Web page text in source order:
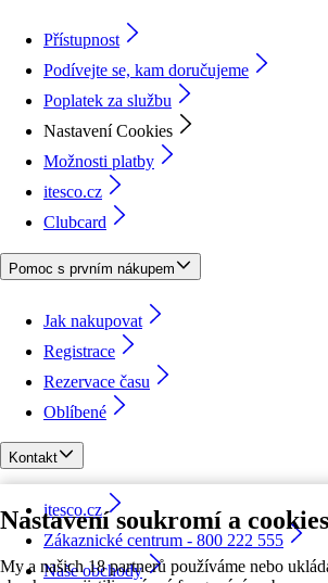
Nastavení soukromí a cookies
My a našich 18 partnerů používáme nebo
Přístupnost
Podívejte se, kam doručujeme
Poplatek za službu
Nastavení Cookies
Možnosti platby
itesco.cz
Clubcard
Pomoc s prvním nákupem
Jak nakupovat
Registrace
Rezervace času
Oblíbené
Kontakt
itesco.cz
Zákaznické centrum - 800 222 555
Naše obchody